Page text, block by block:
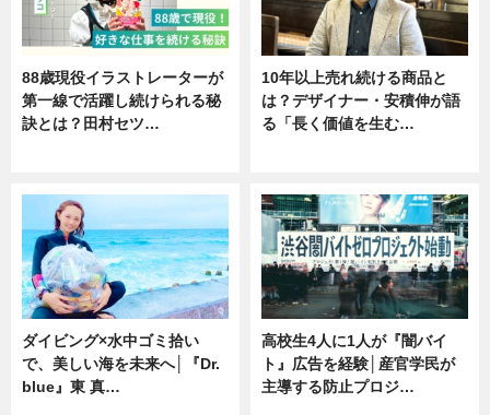
88歳現役イラストレーターが
第一線で活躍し続けられる秘
訣とは？田村セツ…
10年以上売れ続ける商品と
は？デザイナー・安積伸が語
る「長く価値を生む…
ダイビング×水中ゴミ拾い
で、美しい海を未来へ│『Dr.
blue』東 真…
高校生4人に1人が『闇バイ
ト』広告を経験│産官学民が
主導する防止プロジ…